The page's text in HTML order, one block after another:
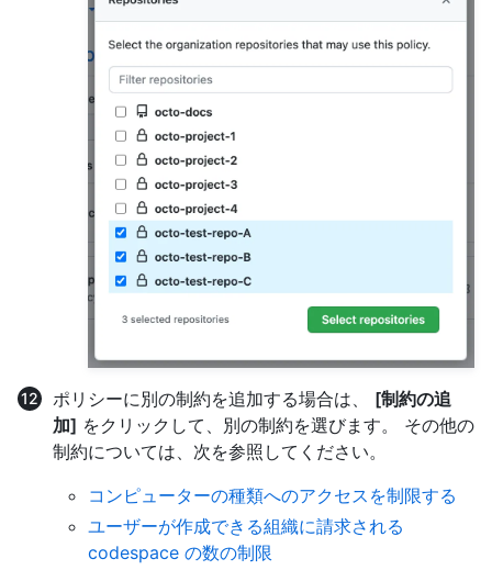
ポリシーに別の制約を追加する場合は、 [制約の追
加] をクリックして、別の制約を選びます。 その他の
制約については、次を参照してください。
コンピューターの種類へのアクセスを制限する
ユーザーが作成できる組織に請求される
codespace の数の制限